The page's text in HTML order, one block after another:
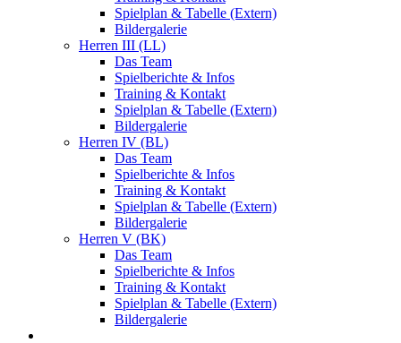
Spielplan & Tabelle (Extern)
Bildergalerie
Herren III (LL)
Das Team
Spielberichte & Infos
Training & Kontakt
Spielplan & Tabelle (Extern)
Bildergalerie
Herren IV (BL)
Das Team
Spielberichte & Infos
Training & Kontakt
Spielplan & Tabelle (Extern)
Bildergalerie
Herren V (BK)
Das Team
Spielberichte & Infos
Training & Kontakt
Spielplan & Tabelle (Extern)
Bildergalerie